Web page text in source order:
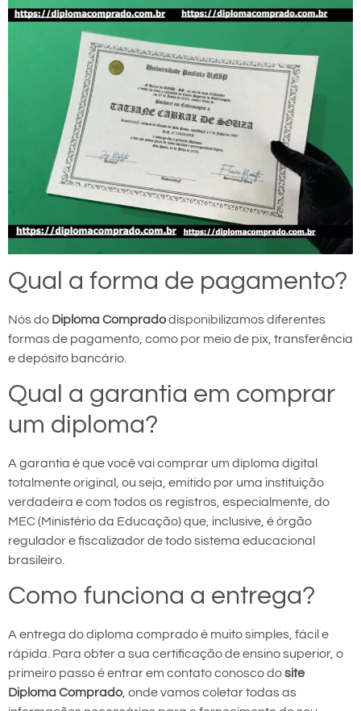
Qual a forma de pagamento?
Nós do Diploma Compradodisponibilizamos diferentes
formas de pagamento, como por meio de pix, transferência
e depósito bancário.
Qual a garantia em comprar
um diploma?
A garantia é que você vai comprar um diploma digital
totalmente original, ou seja, emitido por uma instituição
verdadeira e com todos os registros, especialmente, do
MEC (Ministério da Educação) que, inclusive, é órgão
regulador e fiscalizador de todo sistema educacional
brasileiro.
Como funciona a entrega?
A entrega do diploma comprado é muito simples, fácil e
rápida. Para obter a sua certificação de ensino superior, o
primeiro passo é entrar em contato conosco dosite
Diploma Comprado, onde vamos coletar todas as